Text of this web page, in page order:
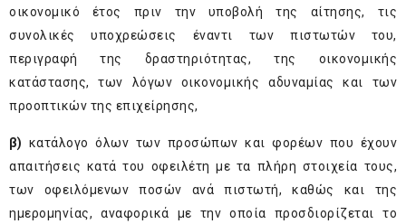
οικονομικό έτος πριν την υποβολή της αίτησης, τις
συνολικές υποχρεώσεις έναντι των πιστωτών του,
περιγραφή της δραστηριότητας, της οικονομικής
κατάστασης, των λόγων οικονομικής αδυναμίας και των
προοπτικών της επιχείρησης,
β) κατάλογο όλων των προσώπων και φορέων που έχουν
απαιτήσεις κατά του οφειλέτη με τα πλήρη στοιχεία τους,
των οφειλόμενων ποσών ανά πιστωτή, καθώς και της
ημερομηνίας, αναφορικά με την οποία προσδιορίζεται το